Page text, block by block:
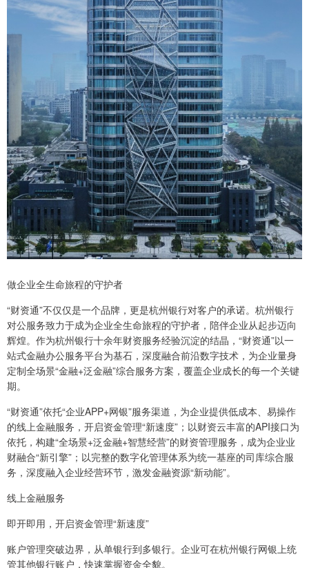
做企业全生命旅程的守护者
“财资通”不仅仅是一个品牌，更是杭州银行对客户的承诺。杭州银行
对公服务致力于成为企业全生命旅程的守护者，陪伴企业从起步迈向
辉煌。作为杭州银行十余年财资服务经验沉淀的结晶，“财资通”以一
站式金融办公服务平台为基石，深度融合前沿数字技术，为企业量身
定制全场景“金融+泛金融”综合服务方案，覆盖企业成长的每一个关键
期。
“财资通”依托“企业APP+网银”服务渠道，为企业提供低成本、易操作
的线上金融服务，开启资金管理“新速度”；以财资云丰富的API接口为
依托，构建“全场景+泛金融+智慧经营”的财资管理服务，成为企业业
财融合“新引擎”；以完整的数字化管理体系为统一基座的司库综合服
务，深度融入企业经营环节，激发金融资源“新动能”。
线上金融服务
即开即用，开启资金管理“新速度”
账户管理突破边界，从单银行到多银行。企业可在杭州银行网银上统
管其他银行账户，快速掌握资金全貌。